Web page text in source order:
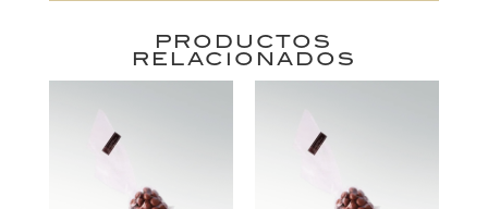
PRODUCTOS
RELACIONADOS